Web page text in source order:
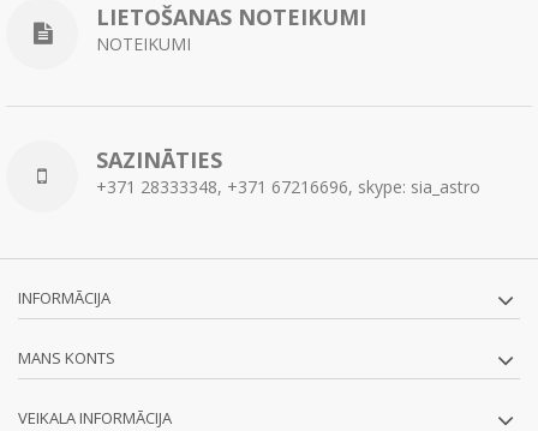
LIETOŠANAS NOTEIKUMI
NOTEIKUMI
SAZINĀTIES
+371 28333348, +371 67216696, skype: sia_astro
INFORMĀCIJA
MANS KONTS
VEIKALA INFORMĀCIJA